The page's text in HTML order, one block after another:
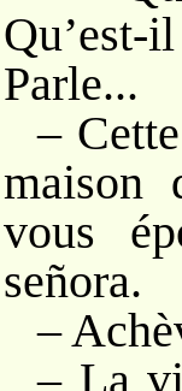
Parle...
–
maison
vous
señora.
–
– La